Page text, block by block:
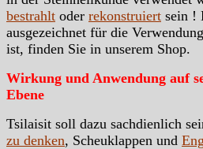
bestrahlt oder rekonstruiert sein !
ausgezeichnet für die
ist, finden Sie in unserem Shop.
Wirkung und Anwendung auf
Ebene
Tsilaisit soll dazu sachdienlich
zu denken, Scheuklappen und